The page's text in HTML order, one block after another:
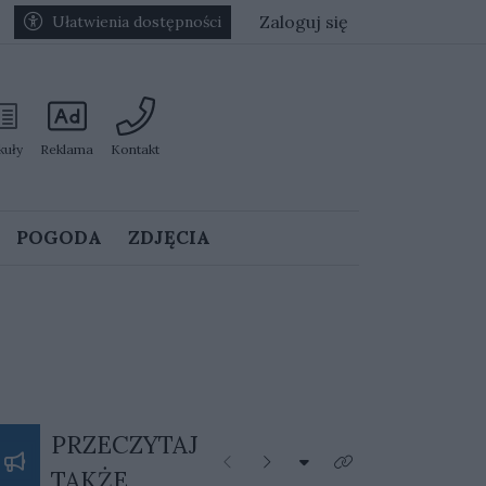
Ułatwienia dostępności Zaloguj się
Reklama Kontakt
POGODA ZDJĘCIA
PRZECZYTAJ
Poprzednie
Następne
Rozwiń listę kategorii
Kliknij aby zobaczyć